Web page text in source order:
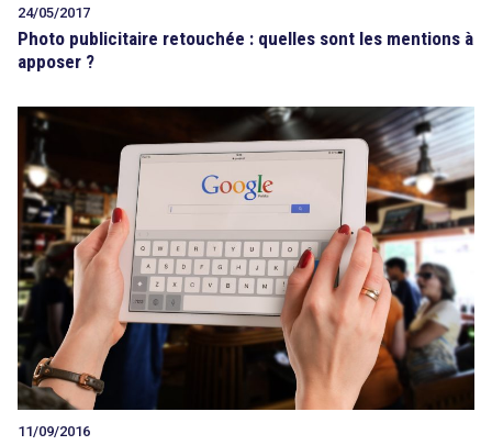
24/05/2017
Photo publicitaire retouchée : quelles sont les mentions à
apposer ?
11/09/2016